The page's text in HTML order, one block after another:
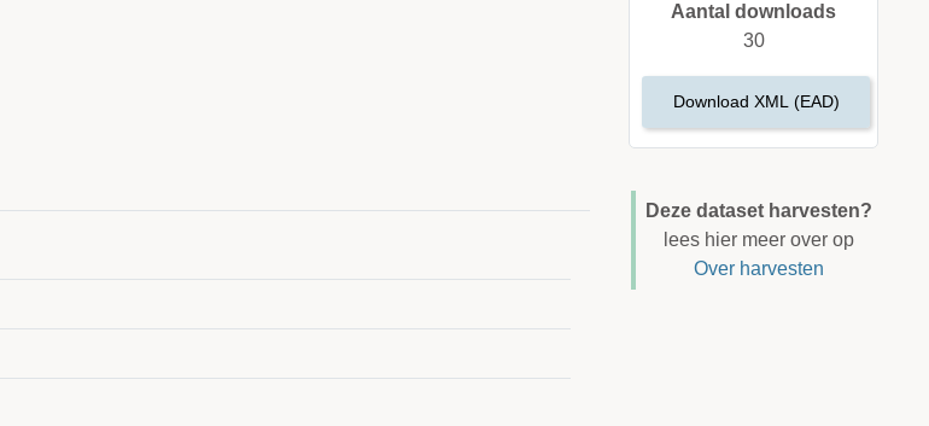
Aantal downloads
30
Download XML (EAD)
Deze dataset harvesten?
lees hier meer over op
Over harvesten